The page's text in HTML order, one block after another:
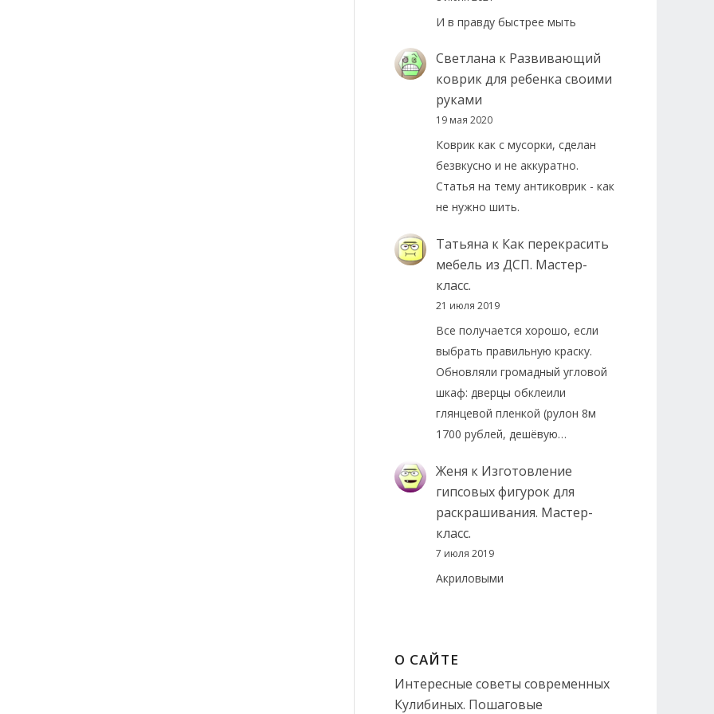
И в правду быстрее мыть
Светлана к Развивающий
коврик для ребенка своими
руками
19 мая 2020
Коврик как с мусорки, сделан
безвкусно и не аккуратно.
Статья на тему антиковрик - как
не нужно шить.
Татьяна к Как перекрасить
мебель из ДСП. Мастер-
класс.
21 июля 2019
Все получается хорошо, если
выбрать правильную краску.
Обновляли громадный угловой
шкаф: дверцы обклеили
глянцевой пленкой (рулон 8м
1700 рублей, дешёвую…
Женя к Изготовление
гипсовых фигурок для
раскрашивания. Мастер-
класс.
7 июля 2019
Акриловыми
О САЙТЕ
Интересные советы современных
Кулибиных. Пошаговые